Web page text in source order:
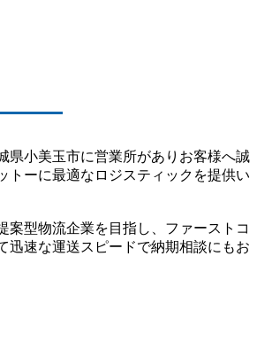
県小美玉市に営業所がありお客様へ誠
ーに最適なロジスティックを提供い
案型物流企業を目指し、ファーストコ
迅速な運送スピードで納期相談にもお